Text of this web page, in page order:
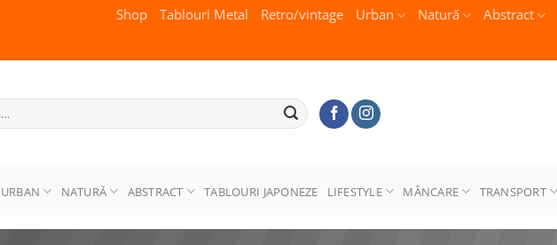
Shop Tablouri Metal Retro/vintage Urban Natură Abstract
URBAN NATURĂ ABSTRACT TABLOURI JAPONEZE LIFESTYLE MÂNCARE TRANSPORT